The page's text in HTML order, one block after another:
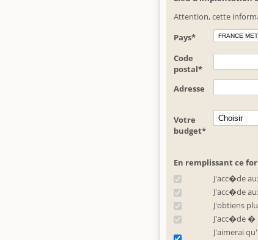
Attention, cette
Pays*
Code
postal*
Adresse
Votre
budget*
En remplissant ce
J'acc�de
J'acc�de
J'obtiens
J'acc�de �
J'aimerai